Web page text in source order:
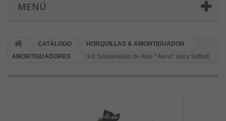
MENÚ
CATÁLOGO
HORQUILLAS & AMORTIGUADOR
AMORTIGUADORES
Kit Suspensión de Aire "Aero" para Softail